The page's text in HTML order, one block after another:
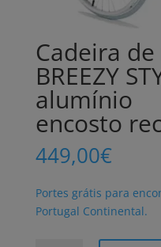
Cadeira
BREEZY
alumínio
encosto
449,00€
Portes grátis para
Portugal Continental.